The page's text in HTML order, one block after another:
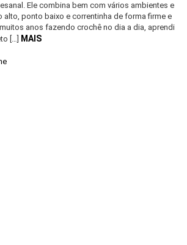
Ele combina bem com vários ambientes e
alto, ponto baixo e correntinha de forma firme e
anos fazendo crochê no dia a dia, aprendi
[…]
MAIS